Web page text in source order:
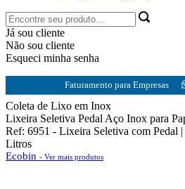
Já sou cliente
Não sou cliente
Esqueci minha senha
Faturamento para Empresas
Coleta de Lixo em Inox
Lixeira Seletiva Pedal Aço Inox para
Ref: 6951 - Lixeira Seletiva com Pedal
Litros
Ecobin - Ver mais produtos